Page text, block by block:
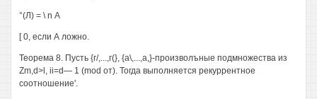
°(Л) = \ n А
[ 0, если А ложно.
Теорема 8. Пусть {г/,...,г(}, {а\,...,а,}-произволъные подмножества из
Zm,d>l, ii=d— 1 (mod от). Тогда выполняется рекуррентное
соотношение'.